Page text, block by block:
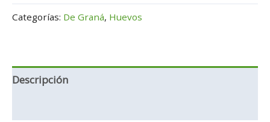
Categorías: De Graná, Huevos
Descripción